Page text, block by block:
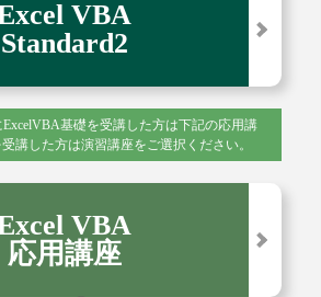
VBA
Standard2
ExcelVBA基礎を受講した方は下記の応用講
講した方は演習講座をご選択ください。
VBA
応用講座